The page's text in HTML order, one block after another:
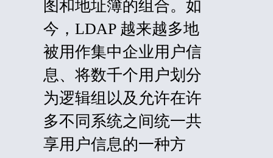
图和地址簿的组合。如
今，LDAP 越来越多地
被用作集中企业用户信
息、将数千个用户划分
为逻辑组以及允许在许
多不同系统之间统一共
享用户信息的一种方